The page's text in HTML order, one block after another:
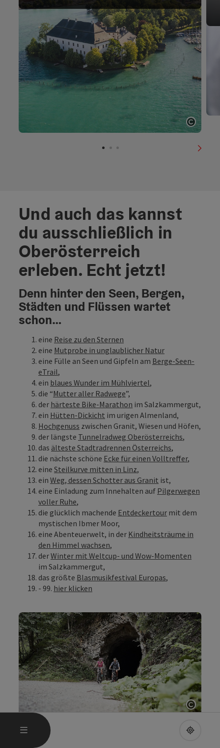
MENÜ
Und auch das kannst
du ausschließlich in
Oberösterreich
erleben. Echt jetzt!
Denn hinter den Seen, Bergen,
Städten und Flüssen wartet
schon…
eine Reise zu den Sternen
eine Mutprobe in unglaublicher Natur
eine Fülle an Seen und Gipfeln am Berge-Seen-
eTrail,
ein blaues Wunder im Mühlviertel,
die “Mutter aller Radwege”,
der härteste Bike-Marathon im Salzkammergut,
ein Hütten-Dickicht im urigen Almenland,
Hochgenuss zwischen Granit, Wiesen und Höfen,
der längste Tunnelradweg Oberösterreichs,
das älteste Stadtradrennen Österreichs,
die nächste schöne Ecke für einen Volltreffer,
eine Steilkurve mitten in Linz,
ein Weg, dessen Schotter aus Granit ist,
eine Einladung zum Innehalten auf Pilgerwegen
voller Ruhe,
die glücklich machende Entdeckertour mit dem
mystischen Ibmer Moor,
eine Abenteuerwelt, in der Kindheitsträume in
den Himmel wachsen,
derWinter mit Weltcup- und Wow-Momenten
im Salzkammergut,
das größte Blasmusikfestival Europas,
- 99. hier klicken